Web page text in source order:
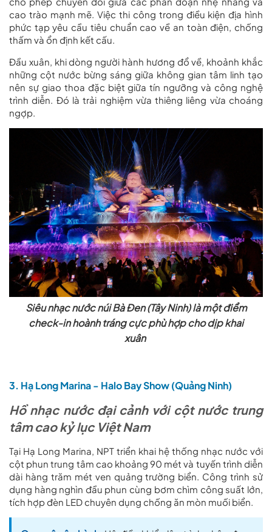
cao trào mạnh mẽ. Việc thi công trong điều kiện địa hình
phức tạp yêu cầu tiêu chuẩn cao về an toàn điện, chống
thấm và ổn định kết cấu.
Đầu xuân, khi dòng người hành hương đổ về, khoảnh khắc
những cột nước bừng sáng giữa không gian tâm linh tạo
nên sự giao thoa đặc biệt giữa tín ngưỡng và công nghệ
trình diễn. Đó là trải nghiệm vừa thiêng liêng vừa choáng
ngợp.
Siêu nhạc nước núi Bà Đen (Tây Ninh) là một điểm
check-in hoành tráng cực phù hợp cho dịp khai
xuân
3. Hạ Long Marina - Halo Bay Show (Quảng Ninh)
Hồ nhạc nước đại cảnh với cột nước trung
tâm cao kỷ lục Việt Nam
Tại Hạ Long Marina, NPT triển khai hệ thống nhạc nước với
cột phun trung tâm cao khoảng 90 mét và tuyến trình diễn
dài hàng trăm mét ven quảng trường biển. Công trình sử
dụng hàng nghìn đầu phun cùng bơm chìm công suất lớn,
tích hợp đèn LED chuyên dụng chống ăn mòn muối biển.